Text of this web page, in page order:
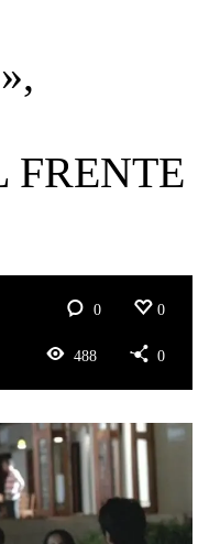
FRENTE
0 0
488 0